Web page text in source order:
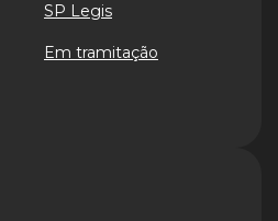
SP Legis
Em tramitação